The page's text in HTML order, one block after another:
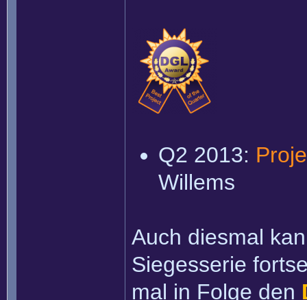
Q2 2013:
Willems
Auch diesmal
Siegesserie
mal in Folge den